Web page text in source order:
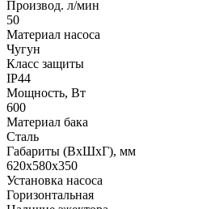
Производ. л/мин
50
Материал насоса
Чугун
Класс защиты
IP44
Мощность, Вт
600
Материал бака
Сталь
Габариты (ВхШхГ), мм
620х580х350
Установка насоса
Горизонтальная